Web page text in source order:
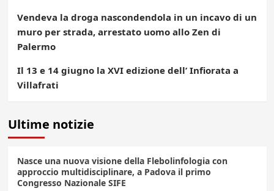
Vendeva la droga nascondendola in un incavo di un
muro per strada, arrestato uomo allo Zen di
Palermo
Il 13 e 14 giugno la XVI edizione dell’ Infiorata a
Villafrati
Ultime notizie
Nasce una nuova visione della Flebolinfologia con
approccio multidisciplinare, a Padova il primo
Congresso Nazionale SIFE